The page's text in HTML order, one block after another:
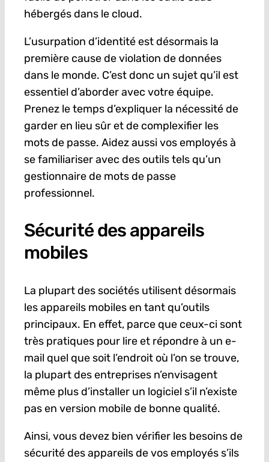
hébergés dans le cloud.
L’usurpation d’identité est désormais la
première cause de violation de données
dans le monde. C’est donc un sujet qu’il est
essentiel d’aborder avec votre équipe.
Prenez le temps d’expliquer la nécessité de
garder en lieu sûr et de complexifier les
mots de passe. Aidez aussi vos employés à
se familiariser avec des outils tels qu’un
gestionnaire de mots de passe
professionnel.
Sécurité des appareils
mobiles
La plupart des sociétés utilisent désormais
les appareils mobiles en tant qu’outils
principaux. En effet, parce que ceux-ci sont
très pratiques pour lire et répondre à un e-
mail quel que soit l’endroit où l’on se trouve,
la plupart des entreprises n’envisagent
même plus d’installer un logiciel s’il n’existe
pas en version mobile de bonne qualité.
Ainsi, vous devez bien vérifier les besoins de
sécurité des appareils de vos employés s’ils